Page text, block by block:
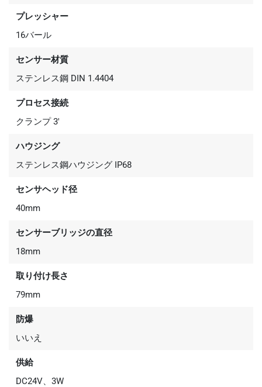
プレッシャー
16バール
センサー材質
ステンレス鋼 DIN 1.4404
プロセス接続
クランプ 3'
ハウジング
ステンレス鋼ハウジング IP68
センサヘッド径
40mm
センサーブリッジの直径
18mm
取り付け長さ
79mm
防爆
いいえ
供給
DC24V、3W